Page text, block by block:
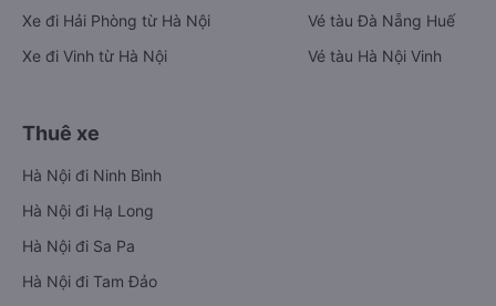
Xe đi Hải Phòng từ Hà Nội
Xe đi Vinh từ Hà Nội
Vé tàu Đà Nẵng Huế
Vé tàu Hà Nội Vinh
Thuê xe
Hà Nội đi Ninh Bình
Hà Nội đi Hạ Long
Hà Nội đi Sa Pa
Hà Nội đi Tam Đảo